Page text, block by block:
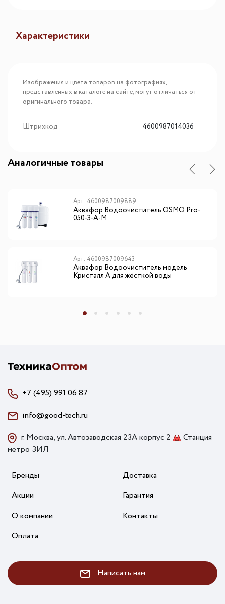
Характеристики
Изображения и цвета товаров на фотографиях,
представленных в каталоге на сайте, могут отличаться от
оригинального товара.
Штрихкод 4600987014036
Аналогичные товары
Арт: 4600987009889
Аквафор Водоочиститель OSMO Pro-
050-3-А-М
Арт: 4600987009643
Аквафор Водоочиститель модель
Кристалл А для жёсткой воды
+7 (495) 991 06 87
info@good-tech.ru
г. Москва, ул. Автозаводская 23А корпус 2
Станция
метро ЗИЛ
Бренды
Акции
О компании
Оплата
Доставка
Гарантия
Контакты
Написать нам